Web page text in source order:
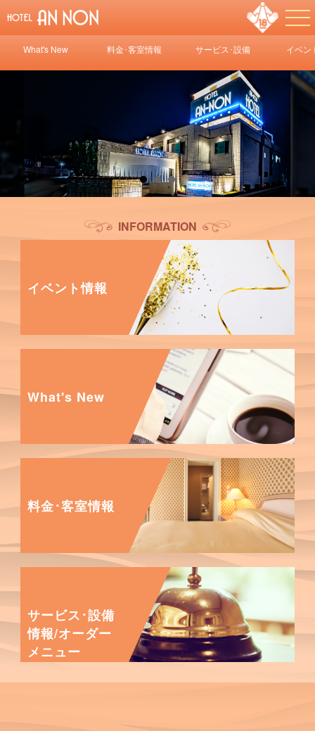
What's New 料金･客室情報
サービス･設備
情報/オーダー
メニュー
イベン
INFORMATION
イベント情報
What's New
料金･客室情報
サービス･設備
情報/オーダー
メニュー